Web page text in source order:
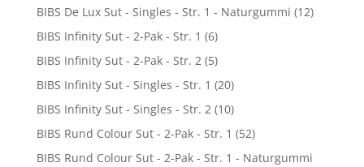
BIBS De Lux Sut - Singles - Str. 1 - Naturgummi (12)
BIBS Infinity Sut - 2-Pak - Str. 1 (6)
BIBS Infinity Sut - 2-Pak - Str. 2 (5)
BIBS Infinity Sut - Singles - Str. 1 (20)
BIBS Infinity Sut - Singles - Str. 2 (10)
BIBS Rund Colour Sut - 2-Pak - Str. 1 (52)
BIBS Rund Colour Sut - 2-Pak - Str. 1 - Naturgummi